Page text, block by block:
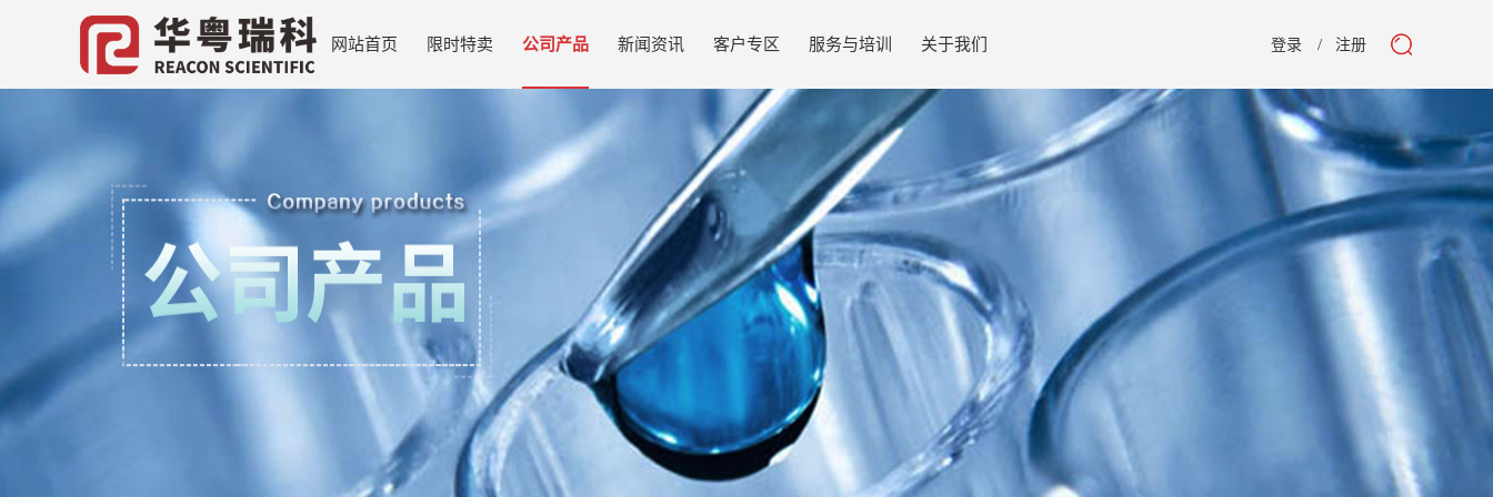
登录 注册
网站首页 限时特卖 公司产品 新闻资讯 客户专区 服务与培训 关于我们